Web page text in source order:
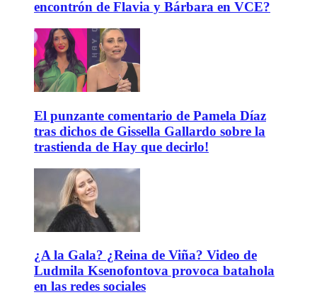
encontrón de Flavia y Bárbara en VCE?
El punzante comentario de Pamela Díaz
tras dichos de Gissella Gallardo sobre la
trastienda de Hay que decirlo!
¿A la Gala? ¿Reina de Viña? Video de
Ludmila Ksenofontova provoca batahola
en las redes sociales